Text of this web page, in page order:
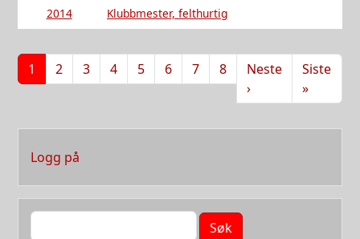
2014
Klubbmester, felthurtig
Sider
1 2 3 4 5 6 7 8
Neste
›Neste side
Siste
»Siste
User account menu
Logg på
Søk